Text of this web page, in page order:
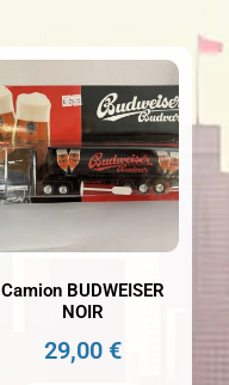
Camion BUDWEISER
NOIR
29,00 €